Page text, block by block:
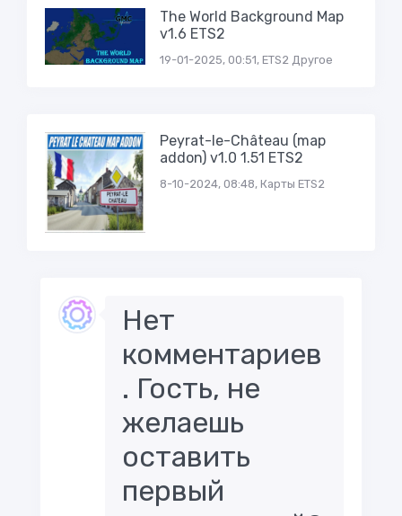
The World Background Map
v1.6 ETS2
19-01-2025, 00:51, ETS2 Другое
Peyrat-le-Château (map
addon) v1.0 1.51 ETS2
8-10-2024, 08:48, Карты ETS2
Нет
комментариев
. Гость, не
желаешь
оставить
первый